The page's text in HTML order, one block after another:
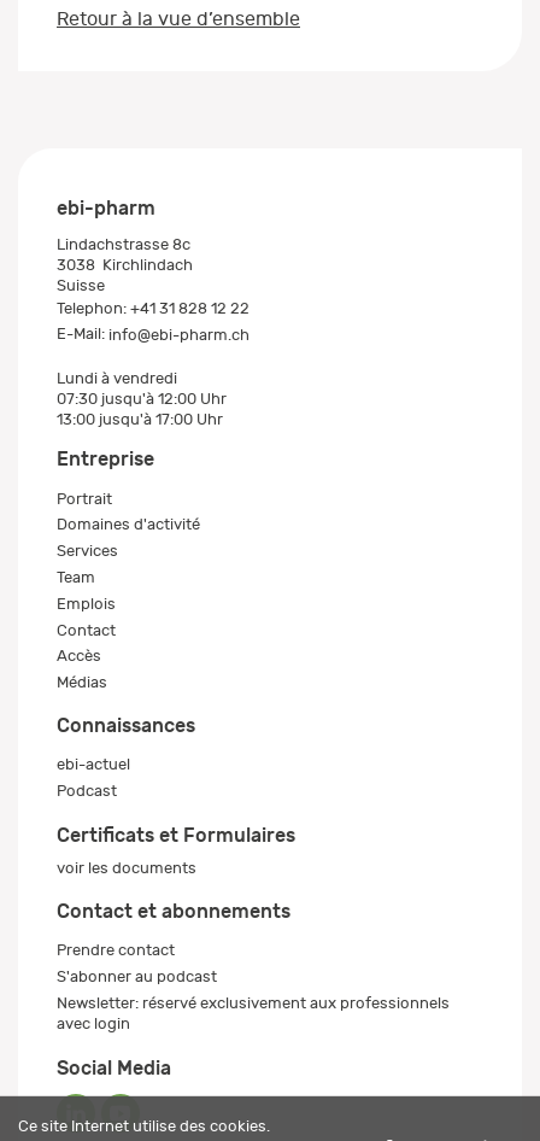
Retour à la vue d’ensemble
ebi-pharm
Lindachstrasse 8c
3038 Kirchlindach
Suisse
Telephon: +41 31 828 12 22
E-Mail: info@ebi-pharm.ch
Lundi à vendredi
07:30 jusqu'à 12:00 Uhr
13:00 jusqu'à 17:00 Uhr
Entreprise
Portrait
Domaines d'activité
Services
Team
Emplois
Contact
Accès
Médias
Connaissances
ebi-actuel
Podcast
Certificats et Formulaires
voir les documents
Contact et abonnements
Prendre contact
S'abonner au podcast
Newsletter: réservé exclusivement aux professionnels
avec login
Social Media
Ce site Internet utilise des cookies.